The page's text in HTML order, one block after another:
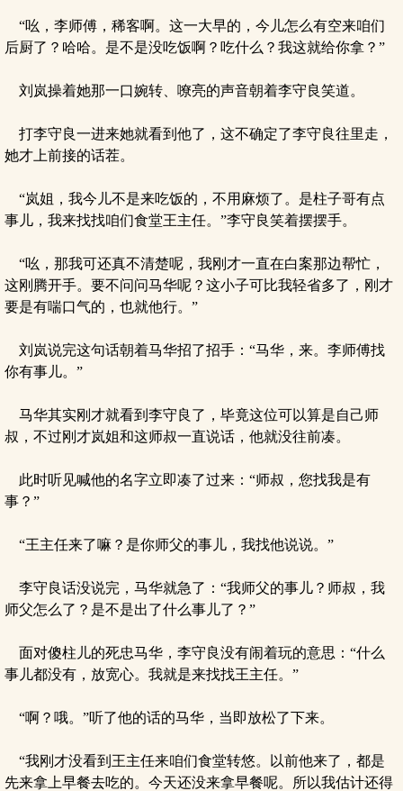
“吆，李师傅，稀客啊。这一大早的，今儿怎么有空来咱们
后厨了？哈哈。是不是没吃饭啊？吃什么？我这就给你拿？”
刘岚操着她那一口婉转、嘹亮的声音朝着李守良笑道。
打李守良一进来她就看到他了，这不确定了李守良往里走，
她才上前接的话茬。
“岚姐，我今儿不是来吃饭的，不用麻烦了。是柱子哥有点
事儿，我来找找咱们食堂王主任。”李守良笑着摆摆手。
“吆，那我可还真不清楚呢，我刚才一直在白案那边帮忙，
这刚腾开手。要不问问马华呢？这小子可比我轻省多了，刚才
要是有喘口气的，也就他行。”
刘岚说完这句话朝着马华招了招手：“马华，来。李师傅找
你有事儿。”
马华其实刚才就看到李守良了，毕竟这位可以算是自己师
叔，不过刚才岚姐和这师叔一直说话，他就没往前凑。
此时听见喊他的名字立即凑了过来：“师叔，您找我是有
事？”
“王主任来了嘛？是你师父的事儿，我找他说说。”
李守良话没说完，马华就急了：“我师父的事儿？师叔，我
师父怎么了？是不是出了什么事儿了？”
面对傻柱儿的死忠马华，李守良没有闹着玩的意思：“什么
事儿都没有，放宽心。我就是来找找王主任。”
“啊？哦。”听了他的话的马华，当即放松了下来。
“我刚才没看到王主任来咱们食堂转悠。以前他来了，都是
先来拿上早餐去吃的。今天还没来拿早餐呢。所以我估计还得